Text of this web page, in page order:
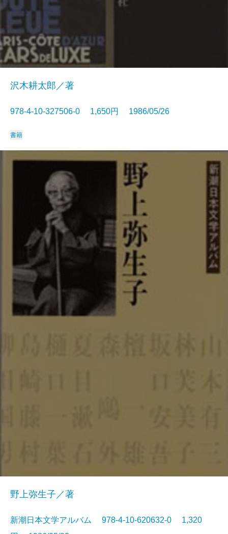
沢木耕太郎／著
978-4-10-327506-0 1,650円 1986/05/26
書籍
野上弥生子／著
新潮日本文学アルバム 978-4-10-620632-0 1,320